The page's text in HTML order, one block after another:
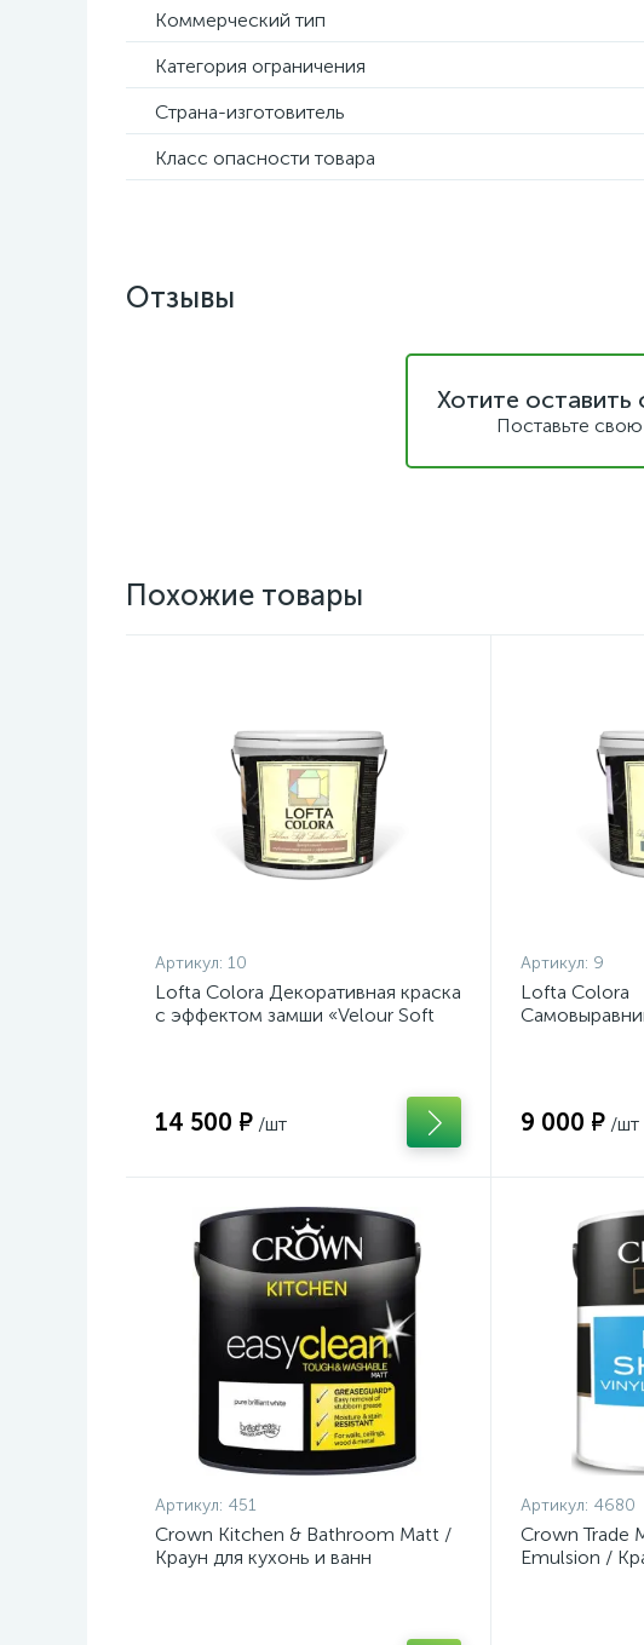
Коммерческий тип
Категория ограничения
Страна-изготовитель
Класс опасности товара
Отзывы
Хотите оставить
Поставьте
Похожие товары
Артикул: 10
Lofta Colora Декоративная краска
с эффектом замши «Velour Soft
14 500 ₽ /шт
Артикул: 9
Lofta Colora
9 000 ₽ /шт
Артикул: 451
Crown Kitchen & Bathroom Matt /
Краун для кухонь и ванн
Артикул: 4680
Crown Trade
Emulsion /